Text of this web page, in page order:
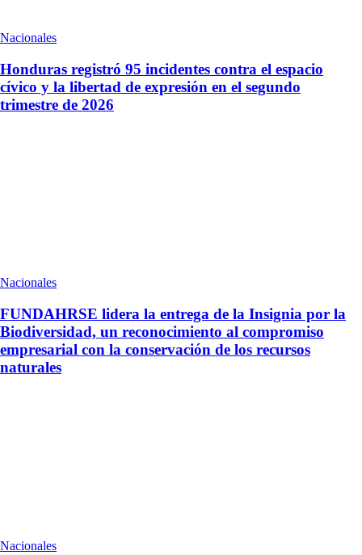
Nacionales
Honduras registró 95 incidentes contra el espacio
cívico y la libertad de expresión en el segundo
trimestre de 2026
Nacionales
FUNDAHRSE lidera la entrega de la Insignia por la
Biodiversidad, un reconocimiento al compromiso
empresarial con la conservación de los recursos
naturales
Nacionales